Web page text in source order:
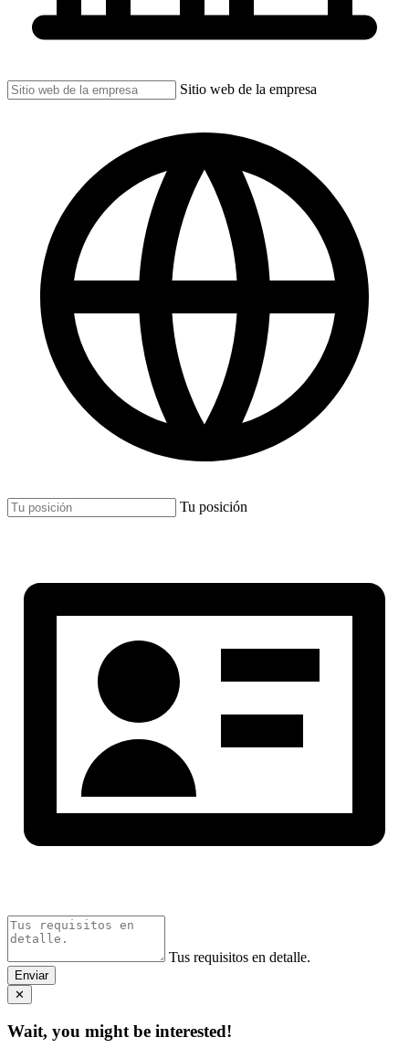
Sitio web de la empresa
Tu posición
Tus requisitos en detalle.
Enviar
✕
Wait, you might be interested!